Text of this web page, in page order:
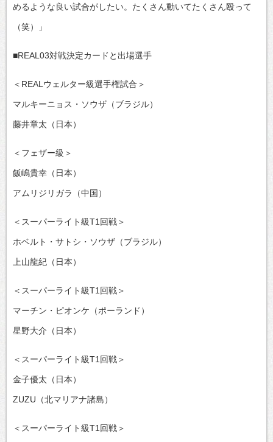
めるような良い試合がしたい。たくさん動いてたくさん殴って
（笑）」
■REAL03対戦決定カードと出場選手
＜REALウェルター級選手権試合＞
マルキーニョス・ソウザ（ブラジル）
藤井章太（日本）
＜フェザー級＞
飯嶋貴幸（日本）
アムリジリガラ（中国）
＜スーパーライト級T1回戦＞
ホベルト・サトシ・ソウザ（ブラジル）
上山龍紀（日本）
＜スーパーライト級T1回戦＞
マーチン・ピオンケ（ポーランド）
星野大介（日本）
＜スーパーライト級T1回戦＞
金子優太（日本）
ZUZU（北マリアナ諸島）
＜スーパーライト級T1回戦＞